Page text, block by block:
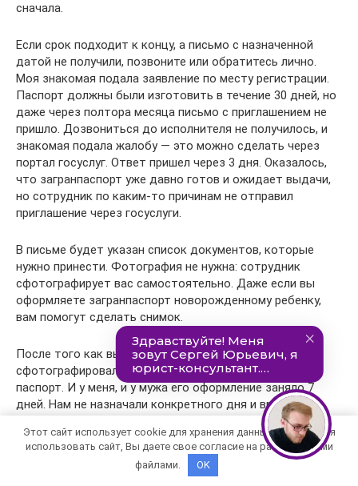
сначала.
Если срок подходит к концу, а письмо с назначенной
датой не получили, позвоните или обратитесь лично.
Моя знакомая подала заявление по месту регистрации.
Паспорт должны были изготовить в течение 30 дней, но
даже через полтора месяца письмо с приглашением не
пришло. Дозвониться до исполнителя не получилось, и
знакомая подала жалобу — это можно сделать через
портал госуслуг. Ответ пришел через 3 дня. Оказалось,
что загранпаспорт уже давно готов и ожидает выдачи,
но сотрудник по каким-то причинам не отправил
приглашение через госуслуги.
В письме будет указан список документов, которые
нужно принести. Фотография не нужна: сотрудник
сфотографирует вас самостоятельно. Даже если вы
оформляете загранпаспорт новорожденному ребенку,
вам помогут сделать снимок.
После того как вы подали оригиналы документов и
сфотографировались, придет приглашение забрать
паспорт. И у меня, и у мужа его оформление заняло 7
дней. Нам не назначали конкретного дня и времени,
Расскажу, как это происходит в Санкт-Петербурге . Я
пришла в Единый центр документов и взяла талон в
Этот сайт использует cookie для хранения данных. Продолжая
использовать сайт, Вы даете свое согласие на работу с этими
файлами.
OK